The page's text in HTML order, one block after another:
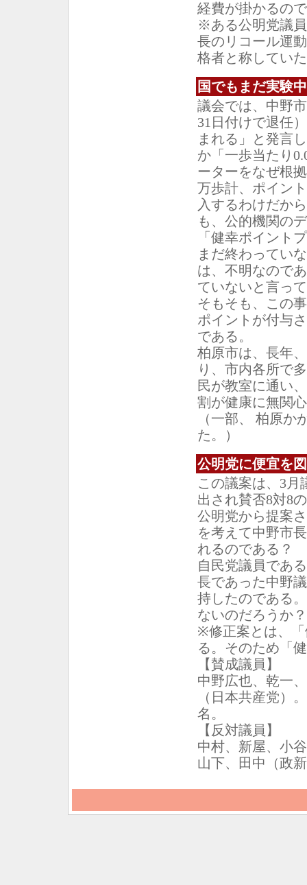
経費が掛かるの
※ある公明党議
長のリコール運
格者と称してい
国でもまだ実験
議会では、中野
31日付けで退任
まれる」と発言
か「一歩当たり
ーターをなぜ根
万歩計、ポイン
入するわけだか
も、公的機関の
「健幸ポイント
まだ終わってい
は、不明なので
ていないと言っ
そもそも、この
ポイントが付与
である。
柏原市は、長年
り、市内各所で
民が教室に通い
割が健康に無関
（一部、 柏原
た。）
公明党に便宜を
この議案は、3
出され賛否8対8
公明党から提案
を考えて中野市
れるのである？
自民党議員であ
長であった中野
持したのである
ないのだろうか？
※修正案とは、
る。そのため「
【賛成議員】
中野広也、乾一
（日本共産党）
名。
【反対議員】
中村、新屋、小
山下、田中（政